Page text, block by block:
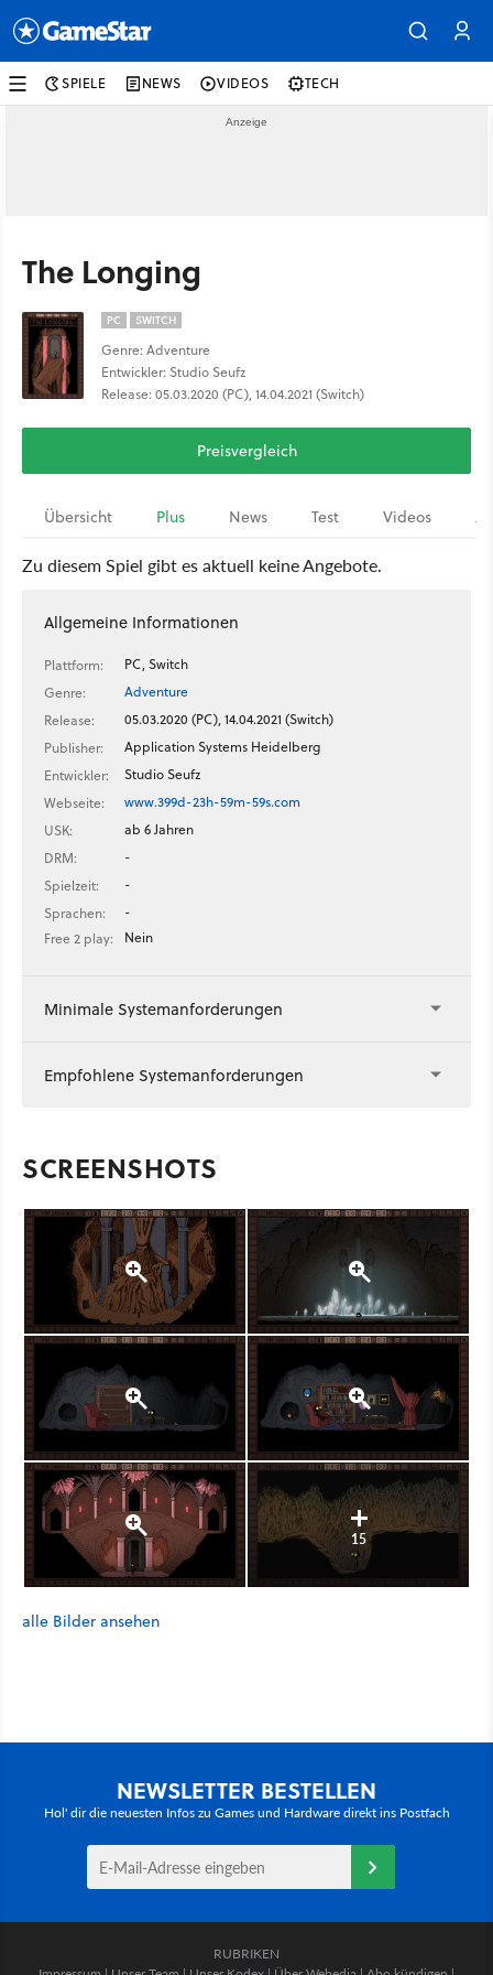
SPIELE NEWS VIDEOS TECH
The Longing
PC SWITCH
Genre: Adventure
Entwickler: Studio Seufz
Release: 05.03.2020 (PC), 14.04.2021 (Switch)
Preisvergleich
Übersicht Plus News Test Videos
Zu diesem Spiel gibt es aktuell keine Angebote.
Allgemeine Informationen
Plattform:
PC, Switch
Genre:
Adventure
Release:
05.03.2020 (PC), 14.04.2021 (Switch)
Publisher:
Application Systems Heidelberg
Entwickler:
Studio Seufz
Webseite:
www.399d-23h-59m-59s.com
USK:
ab 6 Jahren
DRM:
-
Spielzeit:
-
Sprachen:
-
Free 2 play:
Nein
Minimale Systemanforderungen
Empfohlene Systemanforderungen
SCREENSHOTS
15
alle Bilder ansehen
NEWSLETTER BESTELLEN
Hol' dir die neuesten Infos zu Games und Hardware direkt ins Postfach
RUBRIKEN